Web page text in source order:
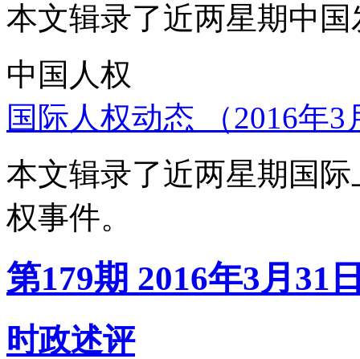
本文辑录了近两星期中
中国人权
国际人权动态 （2016年
本文辑录了近两星期国
权事件。
第179期 2016年3月31
时政述评